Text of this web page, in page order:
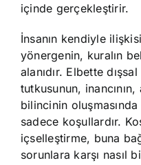
içinde gerçekleştirir.
İnsanın kendiyle
yönergenin, kuralın
alanıdır. Elbette
tutkusunun, inancının,
bilincinin
sadece koşullardır.
içselleştirme, buna
sorunlara karşı nasıl